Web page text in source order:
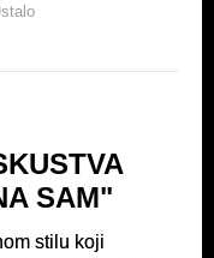
ar
e
SAM"
stilu koji